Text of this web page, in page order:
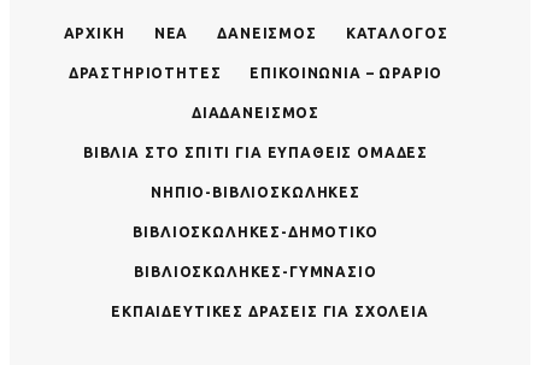
ΑΡΧΙΚΉ ΝΈΑ ΔΑΝΕΙΣΜΌΣ ΚΑΤΆΛΟΓΟΣ
ΔΡΑΣΤΗΡΙΌΤΗΤΕΣ ΕΠΙΚΟΙΝΩΝΊΑ – ΩΡΆΡΙΟ
ΔΙΑΔΑΝΕΙΣΜΌΣ
ΒΙΒΛΊΑ ΣΤΟ ΣΠΊΤΙ ΓΙΑ ΕΥΠΑΘΕΊΣ ΟΜΆΔΕΣ
ΝΗΠΙΟ-ΒΙΒΛΙΟΣΚΏΛΗΚΕΣ
ΒΙΒΛΙΟΣΚΏΛΗΚΕΣ-ΔΗΜΟΤΙΚΌ
ΒΙΒΛΙΟΣΚΏΛΗΚΕΣ-ΓΥΜΝΆΣΙΟ
ΕΚΠΑΙΔΕΥΤΙΚΈΣ ΔΡΆΣΕΙΣ ΓΙΑ ΣΧΟΛΕΊΑ